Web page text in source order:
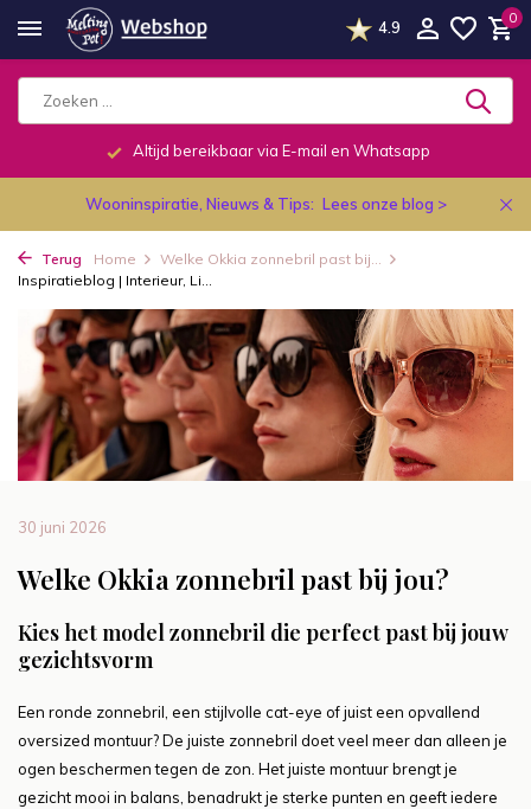
4.9
0
Telefonisch dagelijks van 9.00 tot 19.00u.
Wooninspiratie, Nieuws & Tips: Lees onze blog >
Terug Home
Welke Okkia zonnebril past bij...
Inspiratieblog | Interieur, Li...
30 juni 2026
Welke Okkia zonnebril past bij jou?
Kies het model zonnebril die perfect past bij jouw
gezichtsvorm
Een ronde zonnebril, een stijlvolle cat-eye of juist een opvallend
oversized montuur? De juiste zonnebril doet veel meer dan alleen je
ogen beschermen tegen de zon. Het juiste montuur brengt je
gezicht mooi in balans, benadrukt je sterke punten en geeft iedere